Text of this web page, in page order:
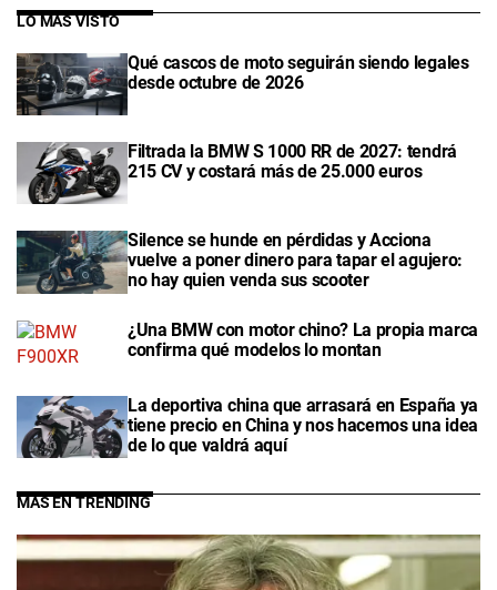
LO MÁS VISTO
Qué cascos de moto seguirán siendo legales
desde octubre de 2026
Filtrada la BMW S 1000 RR de 2027: tendrá
215 CV y costará más de 25.000 euros
Silence se hunde en pérdidas y Acciona
vuelve a poner dinero para tapar el agujero:
no hay quien venda sus scooter
¿Una BMW con motor chino? La propia marca
confirma qué modelos lo montan
La deportiva china que arrasará en España ya
tiene precio en China y nos hacemos una idea
de lo que valdrá aquí
MÁS EN TRENDING